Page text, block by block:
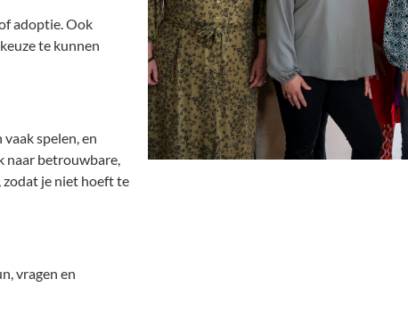
adoptie. Ook
te kunnen
spelen, en
naar betrouwbare,
je niet hoeft te
vragen en